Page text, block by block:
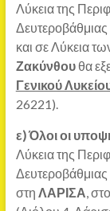
Λύκεια της
και σε Λύκεια
Ζακύνθουθα
Γενικού
26221).
ε)Όλοι οι
Λύκεια της
στη ΛΑΡΙΣΑ,